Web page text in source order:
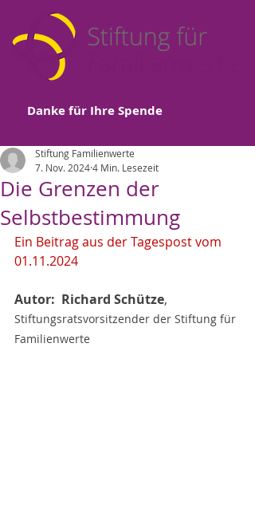
Danke für Ihre Spende
Die Grenzen der
Selbstbestimmung
Stiftung Familienwerte
7. Nov. 20244 Min. Lesezeit
Ein Beitrag aus der Tagespost vom
01.11.2024
Autor:  Richard Schütze,
Stiftungsratsvorsitzender der Stiftung für
Familienwerte